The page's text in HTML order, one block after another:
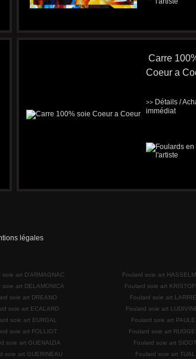
Carre
Coeur a
>> Détails /
immédiat
légales
soie art D'ARMAGNAC
soie art DELAMONICA
soie art DREANO
soie art ECALARD
soie art EURGAL
soie art FOLLIOT
soie art GUENAIZIA
soie art GUERINEAU
Foulard soie art
Foulard soie art
Foulard soie art
Foulard soie art
Foulard soie art
Foulard soie art
Foulard soie art SIDOT
Foulard soie art TUAL